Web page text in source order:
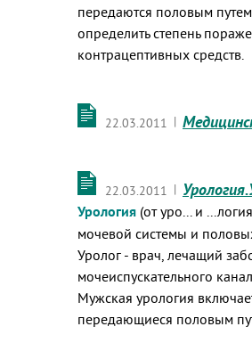
передаются половым
определить степень
контрацептивных средств.
22.03.2011 |
22.03.2011 |
Урология (от уро... и
мочевой системы и
Уролог - врач, лечащий
мочеиспускательного
Мужская урология
передающиеся половым